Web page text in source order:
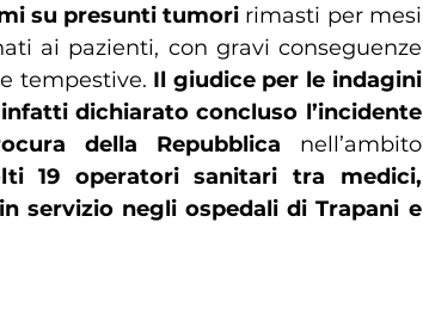
su presunti tumori rimasti per mesi
ai pazienti, con gravi conseguenze
tempestive. Il giudice per le indagini
dichiarato concluso l’incidente
della Repubblica nell’ambito
19 operatori sanitari tra medici,
servizio negli ospedali di Trapani e